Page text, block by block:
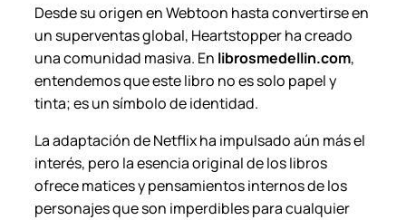
Desde su origen en Webtoon hasta convertirse en
un superventas global, Heartstopper ha creado
una comunidad masiva. En librosmedellin.com,
entendemos que este libro no es solo papel y
tinta; es un símbolo de identidad.
La adaptación de Netflix ha impulsado aún más el
interés, pero la esencia original de los libros
ofrece matices y pensamientos internos de los
personajes que son imperdibles para cualquier